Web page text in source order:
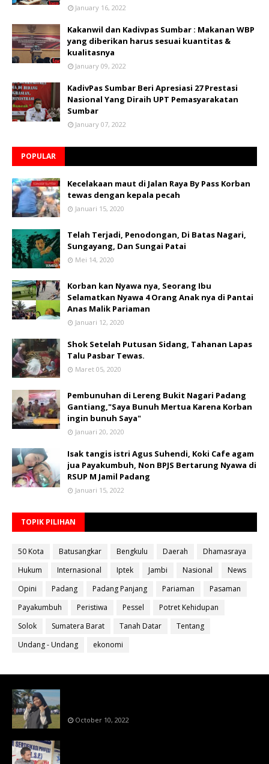
January 16, 2022
Kakanwil dan Kadivpas Sumbar : Makanan WBP
yang diberikan harus sesuai kuantitas &
kualitasnya
January 09, 2022
KadivPas Sumbar Beri Apresiasi 27 Prestasi
Nasional Yang Diraih UPT Pemasyarakatan
Sumbar
January 07, 2022
POPULAR
Kecelakaan maut di Jalan Raya By Pass Korban
tewas dengan kepala pecah
Januari 15, 2020
Telah Terjadi, Penodongan, Di Batas Nagari,
Sungayang, Dan Sungai Patai
Mei 14, 2020
Korban kan Nyawa nya, Seorang Ibu
Selamatkan Nyawa 4 Orang Anak nya di Pantai
Anas Malik Pariaman
Januari 12, 2020
Shok Setelah Putusan Sidang, Tahanan Lapas
Talu Pasbar Tewas.
Maret 05, 2020
Pembunuhan di Lereng Bukit Nagari Padang
Gantiang,"Saya Bunuh Mertua Karena Korban
ingin bunuh Saya"
Januari 20, 2020
Isak tangis istri Agus Suhendi, Koki Cafe agam
jua Payakumbuh, Non BPJS Bertarung Nyawa di
RSUP M Jamil Padang
Januari 15, 2022
TOPIK PILIHAN
50 Kota Batusangkar Bengkulu Daerah
Dhamasraya
Hukum
Internasional Iptek Jambi Nasional
News
Opini
Padang Padang Panjang Pariaman
Pasaman
Payakumbuh
Peristiwa Pessel
Potret Kehidupan
Solok
Sumatera Barat Tanah Datar
Tentang
Undang - Undang
ekonomi
October 10, 2022